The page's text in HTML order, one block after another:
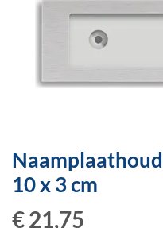
Ga
naar
het
van
10 x 3 cm
€ 21,75